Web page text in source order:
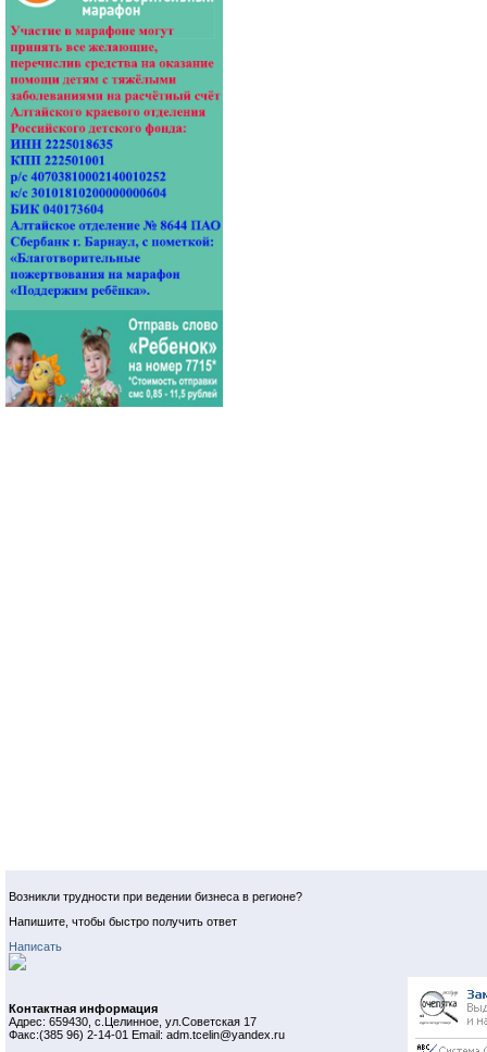
Возникли трудности при ведении бизнеса в регионе?
Напишите, чтобы быстро получить ответ
Написать
Контактная информация
Адрес: 659430, с.Целинное, ул.Советская 17
Факс:(385 96) 2-14-01 Email: adm.tcelin@yandex.ru